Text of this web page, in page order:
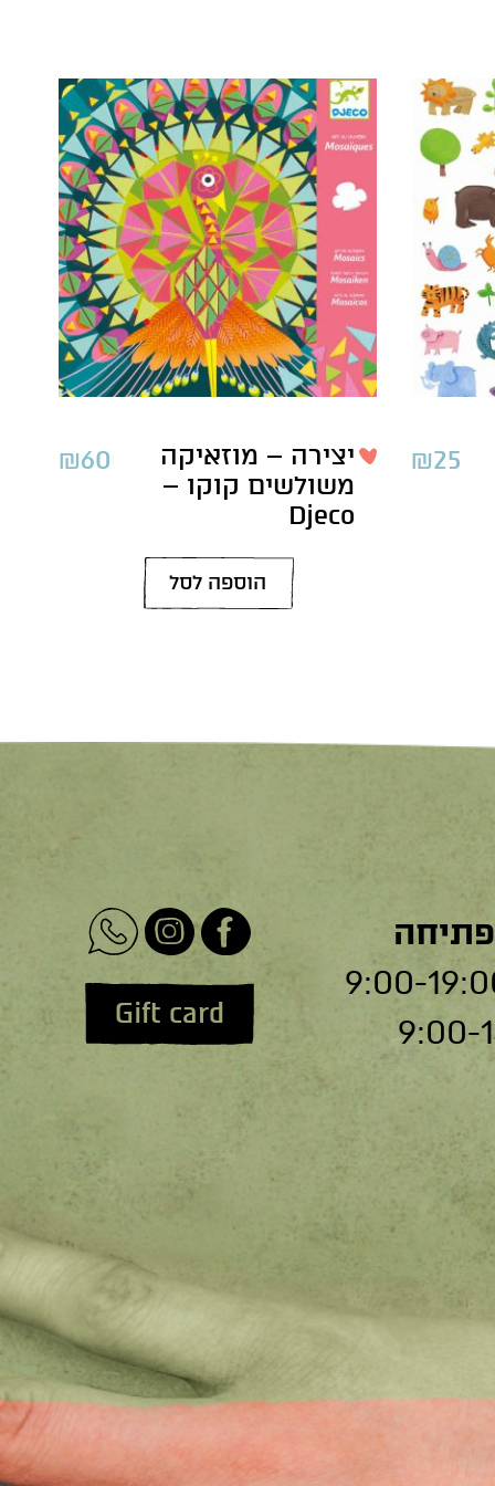
₪25
יצירה – מוזאיקה
משולשים קוקו –
Djeco
₪60
הוספה לסל
Gift card